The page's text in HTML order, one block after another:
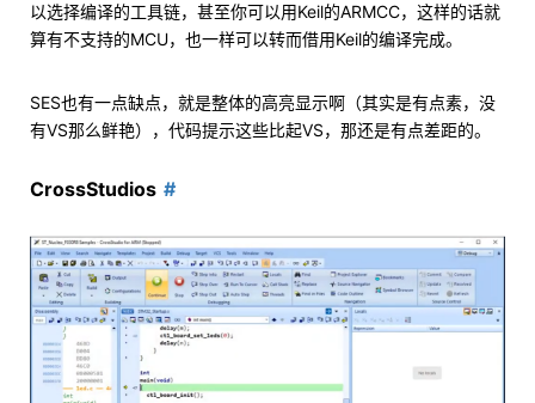
以选择编译的工具链，甚至你可以用Keil的ARMCC，这样的话就
算有不支持的MCU，也一样可以转而借用Keil的编译完成。
SES也有一点缺点，就是整体的高亮显示啊（其实是有点素，没
有VS那么鲜艳），代码提示这些比起VS，那还是有点差距的。
CrossStudios